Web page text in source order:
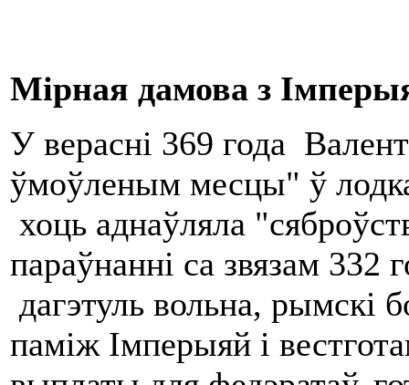
Мірная дамова з
У верасні 369 года
ўмоўленым месцы" ў
хоць аднаўляла
параўнанні са звязам 332
дагэтуль вольна,
паміж Імперыяй і